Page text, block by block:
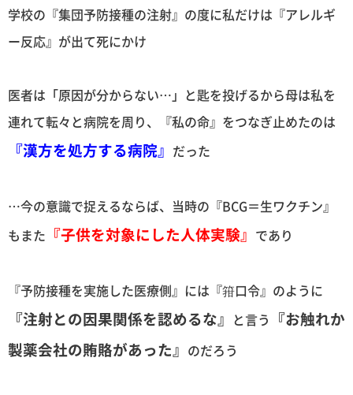
学校の『集団予防接種の注射』の度に私だけは『アレルギ
ー反応』が出て死にかけ
医者は「原因が分からない…」と匙を投げるから母は私を
連れて転々と病院を周り、『私の命』をつなぎ止めたのは
『漢方を処方する病院』 だった
…今の意識で捉えるならば、当時の『BCG＝生ワクチン』
もまた 『子供を対象にした人体実験』 であり
『予防接種を実施した医療側』には『箝口令』のように
『注射との因果関係を認めるな』 と言う 『お触れか
製薬会社の賄賂があった』 のだろう